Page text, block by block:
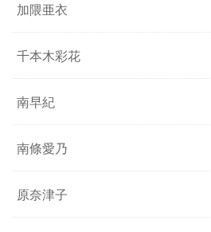
加隈亜衣
千本木彩花
南早紀
南條愛乃
原奈津子